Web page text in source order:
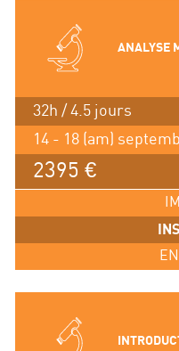
ANALYSE
32h / 4.5 jours
14 - 18 (am)
2395 €